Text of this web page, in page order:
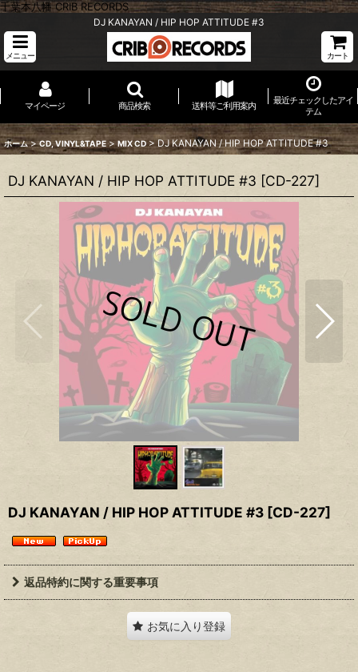
千葉本八幡 CRIB RECORDS
DJ KANAYAN / HIP HOP ATTITUDE #3
メニュー カート
マイページ 商品検索 送料等ご利用案内
最近チェックしたアイ
テム
ホーム > CD, VINYL&TAPE > MIX CD > DJ KANAYAN / HIP HOP ATTITUDE #3
DJ KANAYAN / HIP HOP ATTITUDE #3 [CD-227]
DJ KANAYAN / HIP HOP ATTITUDE #3 [CD-227]
返品特約に関する重要事項
お気に入り登録